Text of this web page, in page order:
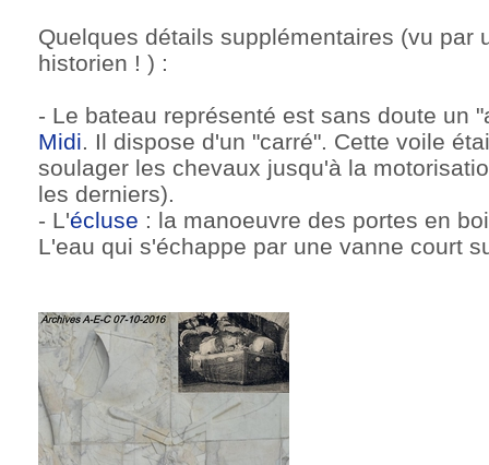
Quelques détails supplémentaires (vu par
historien ! ) :
- Le bateau représenté est sans doute un
Midi. Il dispose d'un "carré". Cette voile
soulager les chevaux jusqu'à la
les derniers).
- L'écluse : la manoeuvre des portes en
L'eau qui s'échappe par une vanne court